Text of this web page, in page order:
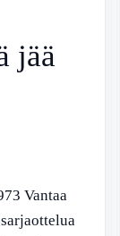
jää
Vantaa